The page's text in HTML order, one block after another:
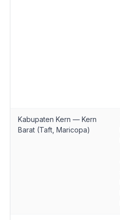
Kabupaten Kern — Kern
Barat (Taft, Maricopa)